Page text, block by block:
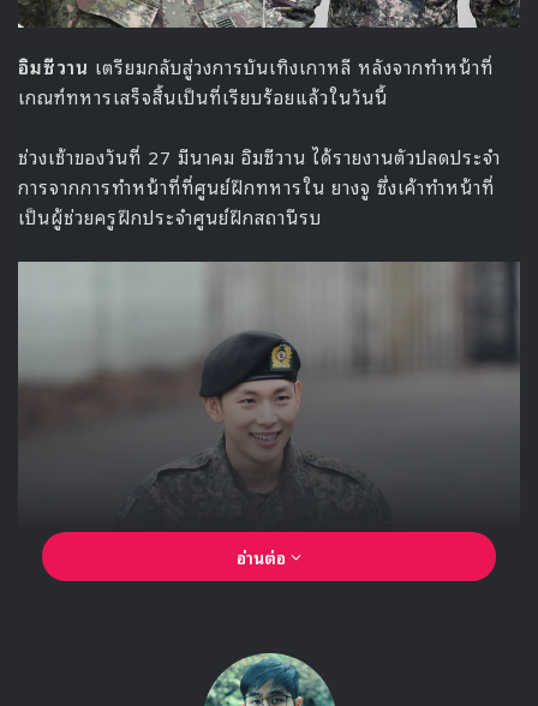
โดยเรตติ้งในการออกอากาศตอนล่าสุดวันที่ 26 มีนาคม มีเรตติง